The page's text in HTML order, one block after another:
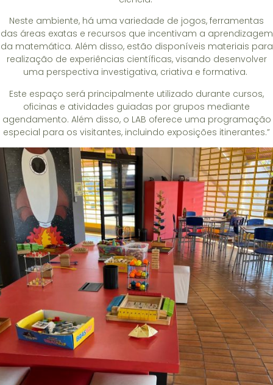
Neste ambiente, há uma variedade de jogos, ferramentas
das áreas exatas e recursos que incentivam a aprendizagem
da matemática. Além disso, estão disponíveis materiais para
realização de experiências científicas, visando desenvolver
uma perspectiva investigativa, criativa e formativa.
Este espaço será principalmente utilizado durante cursos,
oficinas e atividades guiadas por grupos mediante
agendamento. Além disso, o LAB oferece uma programação
especial para os visitantes, incluindo exposições itinerantes.”